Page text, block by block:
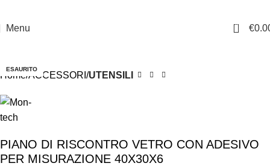
Menu 0 €
ESAURITO
Home ACCESSORI UTENSILI
PIANO DI RISCONTRO VETRO CON ADESIVO
PER MISURAZIONE 40X30X6